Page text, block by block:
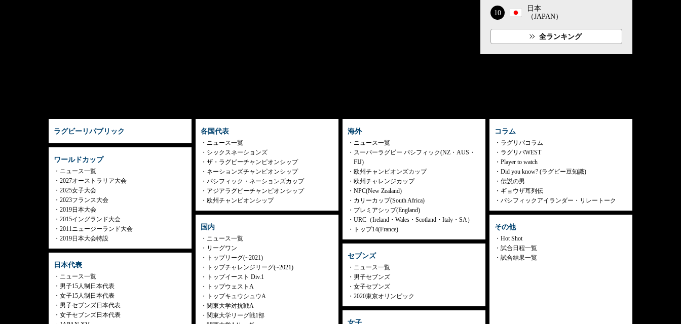
10
日本
（JAPAN）
全ランキング
ラグビーリパブリック
ワールドカップ
ニュース一覧
2027オーストラリア大会
2025女子大会
2023フランス大会
2019日本大会
2015イングランド大会
2011ニュージーランド大会
2019日本大会特設
日本代表
ニュース一覧
男子15人制日本代表
女子15人制日本代表
男子セブンズ日本代表
女子セブンズ日本代表
各国代表
ニュース一覧
シックスネーションズ
ザ・ラグビーチャンピオンシップ
ネーションズチャンピオンシップ
パシフィック・ネーションズカップ
アジアラグビーチャンピオンシップ
欧州チャンピオンシップ
国内
ニュース一覧
リーグワン
トップリーグ(~2021)
トップチャレンジリーグ(~2021)
トップイースト Div.1
トップウェストA
トップキュウシュウA
関東大学対抗戦A
関東大学リーグ戦1部
海外
ニュース一覧
スーパーラグビー パシフィック(NZ・AUS・
FIJ)
欧州チャンピオンズカップ
欧州チャレンジカップ
NPC(New Zealand)
カリーカップ(South Africa)
プレミアシップ(England)
URC（Ireland・Wales・Scotland・Italy・SA）
トップ14(France)
セブンズ
ニュース一覧
男子セブンズ
女子セブンズ
2020東京オリンピック
コラム
ラグリパコラム
ラグリパWEST
Player to watch
Did you know? (ラグビー豆知識)
伝説の男
ギョウザ耳列伝
パシフィックアイランダー・リレートーク
その他
Hot Shot
試合日程一覧
試合結果一覧